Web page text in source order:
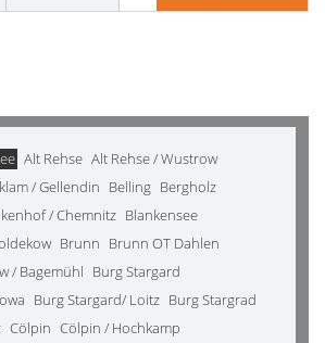
Alt Rehse Alt Rehse / Wustrow
/ Gellendin Belling Bergholz
/ Chemnitz Blankensee
Brunn Brunn OT Dahlen
/ Bagemühl Burg Stargard
Burg Stargard/ Loitz Burg Stargrad
Cölpin Cölpin / Hochkamp